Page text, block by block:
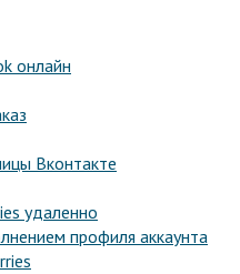
онлайн
Вконтакте
удаленно
профиля аккаунта